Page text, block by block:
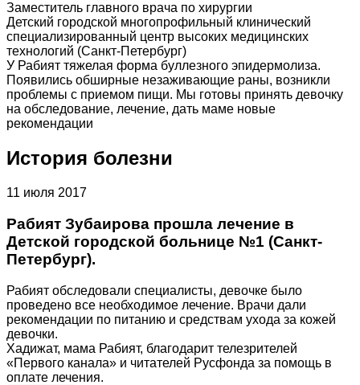
Заместитель главного врача по хирургии
Детский городской многопрофильный клинический
специализированный центр высоких медицинских
технологий (Санкт-Петербург)
У Рабият тяжелая форма буллезного эпидермолиза.
Появились обширные незаживающие раны, возникли
проблемы с приемом пищи. Мы готовы принять девочку
на обследование, лечение, дать маме новые
рекомендации
История болезни
11 июля 2017
Рабият Зубаирова прошла лечение в
Детской городской больнице №1 (Санкт-
Петербург).
Рабият обследовали специалисты, девочке было
проведено все необходимое лечение. Врачи дали
рекомендации по питанию и средствам ухода за кожей
девочки.
Хадижат, мама Рабият, благодарит телезрителей
«Первого канала» и читателей Русфонда за помощь в
оплате лечения.